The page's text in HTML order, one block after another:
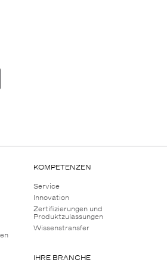
Eigenschaften
KOMPETENZEN
Service
Innovation
Zertifizierungen und
Produktzulassungen
Wissenstransfer
IHRE BRANCHE